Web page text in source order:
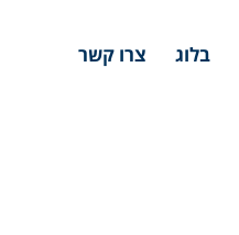
בלוג צרו קשר